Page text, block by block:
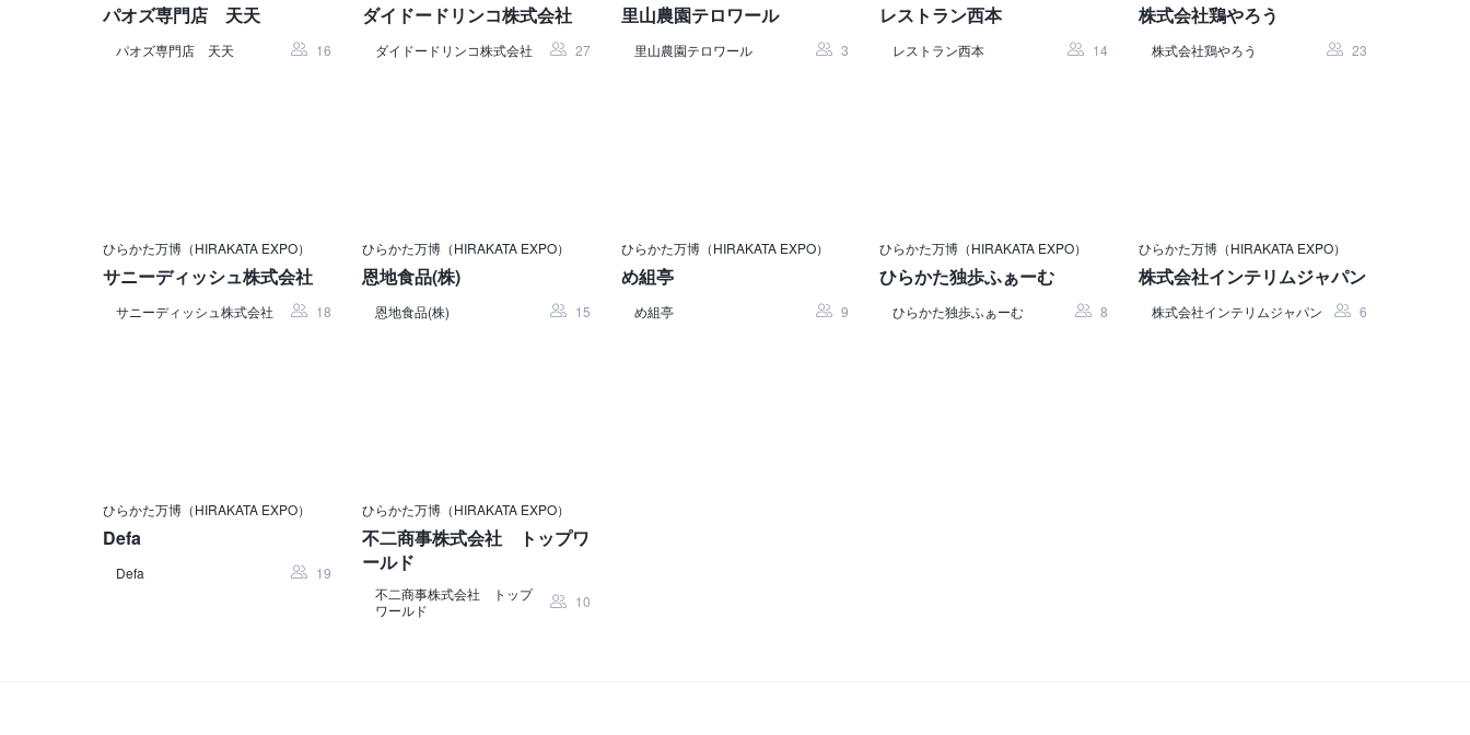
パオズ専門店 天天
パオズ専門店 天天 16
ダイドードリンコ株式会社
ダイドードリンコ株式会社 27
里山農園テロワール
里山農園テロワール 3
レストラン西本
レストラン西本 14
株式会社鶏やろう
株式会社鶏やろう 23
ひらかた万博（HIRAKATA EXPO）
サニーディッシュ株式会社
サニーディッシュ株式会社 18
ひらかた万博（HIRAKATA EXPO）
恩地食品(株)
恩地食品(株) 15
ひらかた万博（HIRAKATA EXPO）
め組亭
め組亭 9
ひらかた万博（HIRAKATA EXPO）
ひらかた独歩ふぁーむ
ひらかた独歩ふぁーむ 8
ひらかた万博（HIRAKATA EXPO）
株式会社インテリムジャパン
株式会社インテリムジャパン 6
ひらかた万博（HIRAKATA EXPO）
Defa
Defa 19
ひらかた万博（HIRAKATA EXPO）
不二商事株式会社 トップワ
ールド
不二商事株式会社 トップ
ワールド
10